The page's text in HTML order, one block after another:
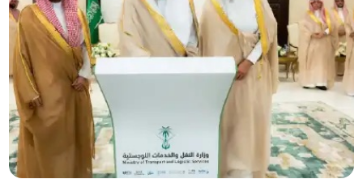
عن الوزير
مجلة الوزارة الاسئلة الشائعة